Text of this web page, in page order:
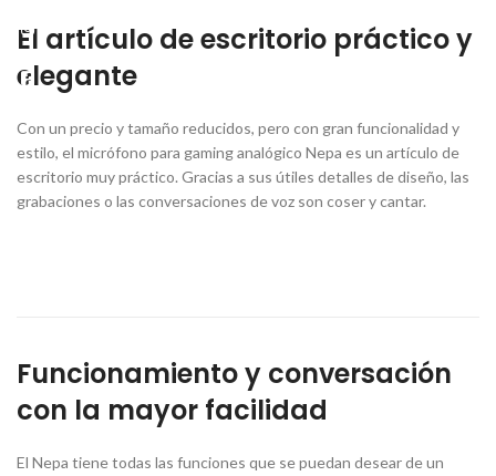
El artículo de escritorio práctico y
elegante
Con un precio y tamaño reducidos, pero con gran funcionalidad y
estilo, el micrófono para gaming analógico Nepa es un artículo de
escritorio muy práctico. Gracias a sus útiles detalles de diseño, las
grabaciones o las conversaciones de voz son coser y cantar.
Funcionamiento y conversación
con la mayor facilidad
El Nepa tiene todas las funciones que se puedan desear de un
Instagram
Facebook